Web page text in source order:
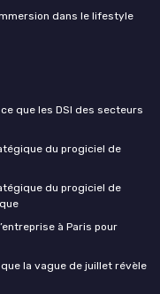
dans le lifestyle
que les DSI des secteurs
du progiciel de
du progiciel de
à Paris pour
la vague de juillet révèle